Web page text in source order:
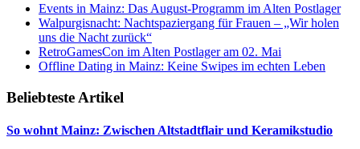
Events in Mainz: Das August-Programm im Alten Postlager
Walpurgisnacht: Nachtspaziergang für Frauen – „Wir holen
uns die Nacht zurück“
RetroGamesCon im Alten Postlager am 02. Mai
Offline Dating in Mainz: Keine Swipes im echten Leben
Beliebteste Artikel
So wohnt Mainz: Zwischen Altstadtflair und Keramikstudio